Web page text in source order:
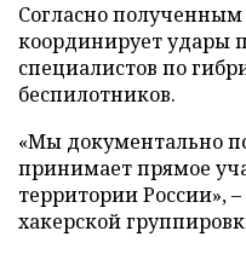
Согласно
координирует удары
специалистов по
беспилотников.
«Мы документально
принимает прямое
территории России»,
хакерской